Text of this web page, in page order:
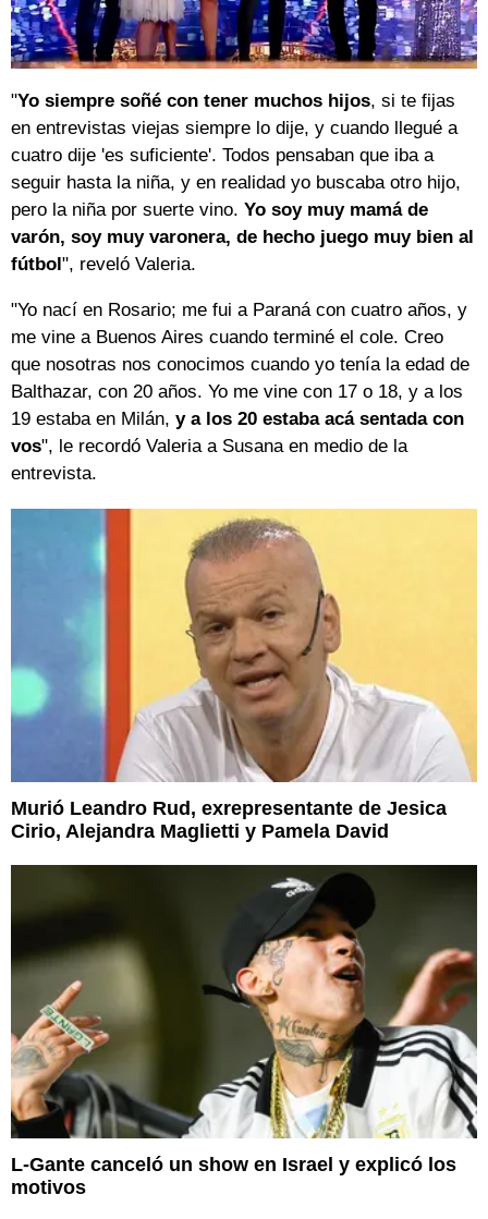
"Yo siempre soñé con tener muchos hijos, si te fijas
en entrevistas viejas siempre lo dije, y cuando llegué a
cuatro dije 'es suficiente'. Todos pensaban que iba a
seguir hasta la niña, y en realidad yo buscaba otro hijo,
pero la niña por suerte vino. Yo soy muy mamá de
varón, soy muy varonera, de hecho juego muy bien al
fútbol", reveló Valeria.
"Yo nací en Rosario; me fui a Paraná con cuatro años, y
me vine a Buenos Aires cuando terminé el cole. Creo
que nosotras nos conocimos cuando yo tenía la edad de
Balthazar, con 20 años. Yo me vine con 17 o 18, y a los
19 estaba en Milán, y a los 20 estaba acá sentada con
vos", le recordó Valeria a Susana en medio de la
entrevista.
Murió Leandro Rud, exrepresentante de Jesica
Cirio, Alejandra Maglietti y Pamela David
L-Gante canceló un show en Israel y explicó los
motivos